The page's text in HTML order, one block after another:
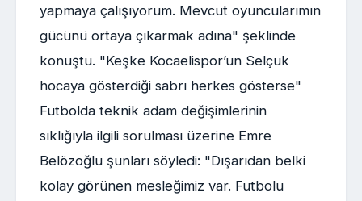
yapmaya çalışıyorum. Mevcut oyuncularımın
gücünü ortaya çıkarmak adına" şeklinde
konuştu. "Keşke Kocaelispor’un Selçuk
hocaya gösterdiği sabrı herkes gösterse"
Futbolda teknik adam değişimlerinin
sıklığıyla ilgili sorulması üzerine Emre
Belözoğlu şunları söyledi: "Dışarıdan belki
kolay görünen mesleğimiz var. Futbolu